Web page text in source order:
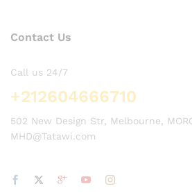
Contact Us
Call us 24/7
+212604666710
502 New Design Str, Melbourne,
MHD@Tatawi.com